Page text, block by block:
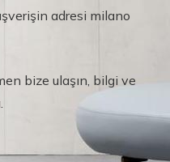
adresi milano
bize ulaşın, bilgi ve